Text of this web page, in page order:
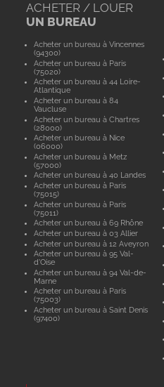
ACHETER / LOUER
UN BUREAU
Acheter un bureau à Vincennes
(94300)
Acheter un bureau à Paris
(75020)
Acheter un bureau à 44 Loire-
Atlantique
Acheter un bureau à 84
Vaucluse
Acheter un bureau à Chartres
(28000)
Acheter un bureau à Nice
(06000)
Acheter un bureau à Metz
(57000)
Acheter un bureau à 40 Landes
Acheter un bureau à Paris
(75015)
Acheter un bureau à Paris
(75011)
Acheter un bureau à 69 Rhône
Acheter un bureau à 03 Allier
Acheter un bureau à 12 Aveyron
Acheter un bureau à 95 Val-
d'Oise
Acheter un bureau à 94 Val-de-
Marne
Acheter un bureau à Paris
(75003)
Acheter un bureau à Saint Denis
(97400)